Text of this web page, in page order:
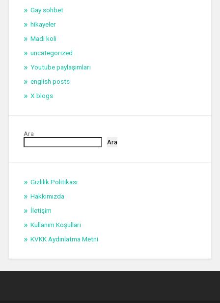
Gay sohbet
hikayeler
Madi koli
uncategorized
Youtube paylaşımları
english posts
X blogs
Ara
Ara
Gizlilik Politikası
Hakkımızda
İletişim
Kullanım Koşulları
KVKK Aydınlatma Metni